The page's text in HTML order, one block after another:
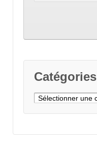
Catégories
Catégories